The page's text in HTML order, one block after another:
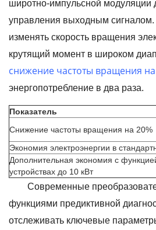
широтно-импульсной модуляции
управления выходным сигналом.
изменять скорость вращения
крутящий момент в широком
снижение частоты вращения
энергопотребление в два раза.
Показатель
Снижение частоты вращения на 20%
Экономия электроэнергии в
Дополнительная экономия с
устройствах до 10 кВт
Современные
функциями предиктивной
отслеживать ключевые